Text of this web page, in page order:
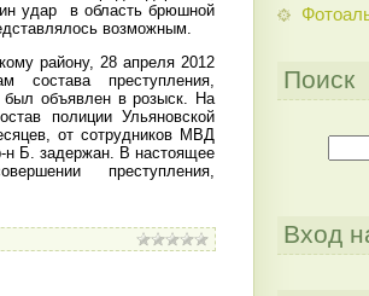
удар
в область брюшной
возможным.
району, 28 апреля 2012
состава преступления,
был объявлен в розыск. На
полиции Ульяновской
от сотрудников МВД
н Б. задержан. В настоящее
преступления,
Поиск
Вход